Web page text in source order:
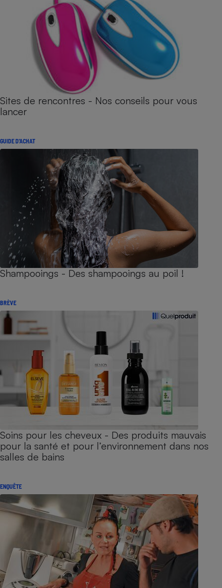
Sites de rencontres - Nos conseils pour vous
lancer
GUIDE D'ACHAT
Shampooings - Des shampooings au poil !
BRÈVE
Soins pour les cheveux - Des produits mauvais
pour la santé et pour l’environnement dans nos
salles de bains
ENQUÊTE